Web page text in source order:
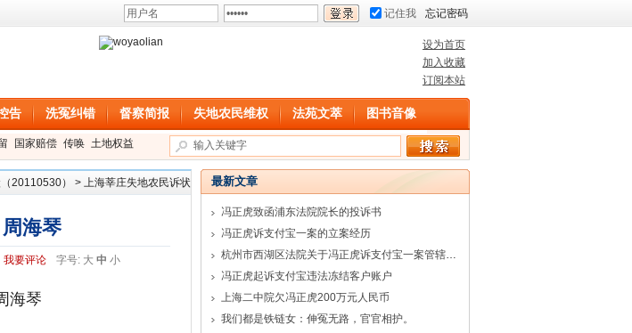
记住我 忘记密码
设为首页
加入收藏
订阅本站
告 洗冤纠错 督察简报 失地农民维权 法苑文萃 图书音像
国家赔偿 传唤 土地权益
20110530） > 上海莘庄失地农民诉状
海琴
我要评论 字号: 大 中 小
海琴
最新文章
冯正虎致函浦东法院院长的投诉书
冯正虎诉支付宝一案的立案经历
杭州市西湖区法院关于冯正虎诉支付宝一案管辖权的回复
冯正虎起诉支付宝违法冻结客户账户
上海二中院欠冯正虎200万元人民币
我们都是铁链女：伸冤无路，官官相护。